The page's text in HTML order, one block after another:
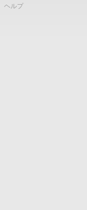
ヘルプ